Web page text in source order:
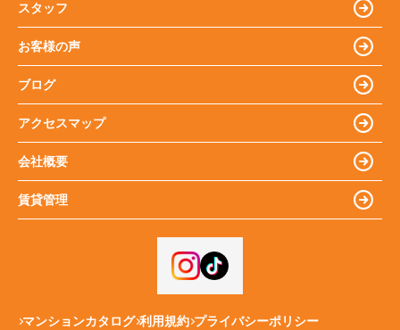
スタッフ
お客様の声
ブログ
アクセスマップ
会社概要
賃貸管理
マンションカタログ 利用規約 プライバシーポリシー